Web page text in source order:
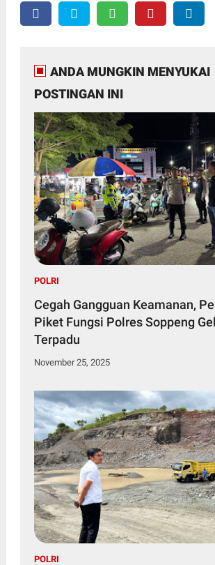
ANDA MUNGKIN MENYUKAI
POSTINGAN INI
POLRI
Cegah Gangguan Keamanan,
Piket Fungsi Polres Soppeng
Terpadu
November 25, 2025
POLRI